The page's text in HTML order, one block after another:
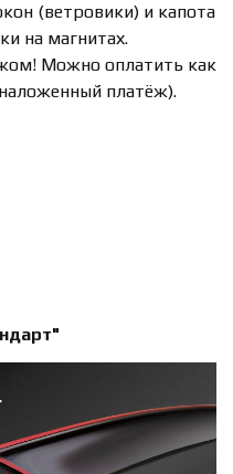
(ветровики) и капота
на магнитах.
Можно оплатить как
платёж).